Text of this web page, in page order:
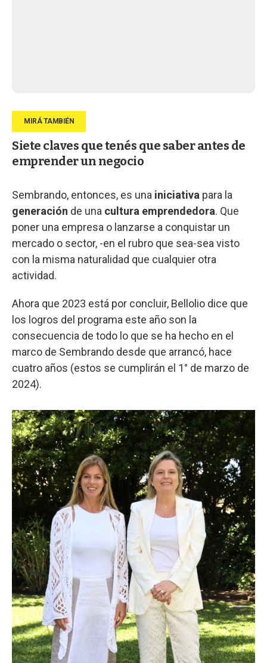
Siete claves que tenés que saber antes de
emprender un negocio
Sembrando, entonces, es una iniciativa para la
generación de una cultura emprendedora. Que
poner una empresa o lanzarse a conquistar un
mercado o sector, -en el rubro que sea-sea visto
con la misma naturalidad que cualquier otra
actividad.
Ahora que 2023 está por concluir, Bellolio dice que
los logros del programa este año son la
consecuencia de todo lo que se ha hecho en el
marco de Sembrando desde que arrancó, hace
cuatro años (estos se cumplirán el 1° de marzo de
2024).